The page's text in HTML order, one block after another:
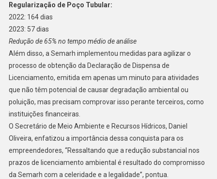
Regularização de Poço Tubular:
2022: 164 dias
2023: 57 dias
Redução de 65% no tempo médio de análise
Além disso, a Semarh implementou medidas para agilizar o
processo de obtenção da Declaração de Dispensa de
Licenciamento, emitida em apenas um minuto para atividades
que não têm potencial de causar degradação ambiental ou
poluição, mas precisam comprovar isso perante terceiros, como
instituições financeiras.
O Secretário de Meio Ambiente e Recursos Hídricos, Daniel
Oliveira, enfatizou a importância dessa conquista para os
empreendedores, “Ressaltando que a redução substancial nos
prazos de licenciamento ambiental é resultado do compromisso
da Semarh com a celeridade e a legalidade”, pontua.